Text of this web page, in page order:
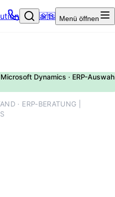
– Startseite
🇬🇧 Menü öffnen
Dynamics · ERP-
· ERP-BERATUNG |